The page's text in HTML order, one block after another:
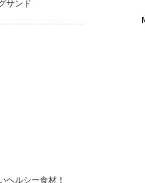
サンド
ヘルシー食材！